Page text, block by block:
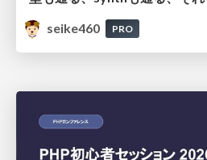
seike460
PRO